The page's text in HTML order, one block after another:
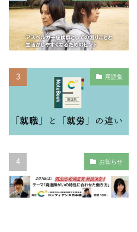
用語集
お知らせ